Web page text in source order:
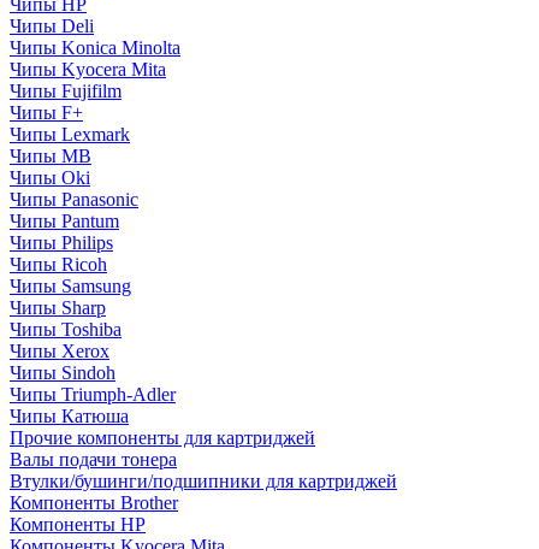
Чипы HP
Чипы Deli
Чипы Konica Minolta
Чипы Kyocera Mita
Чипы Fujifilm
Чипы F+
Чипы Lexmark
Чипы MB
Чипы Oki
Чипы Panasonic
Чипы Pantum
Чипы Philips
Чипы Ricoh
Чипы Samsung
Чипы Sharp
Чипы Toshiba
Чипы Xerox
Чипы Sindoh
Чипы Triumph-Adler
Чипы Катюша
Прочие компоненты для картриджей
Валы подачи тонера
Втулки/бушинги/подшипники для картриджей
Компоненты Brother
Компоненты HP